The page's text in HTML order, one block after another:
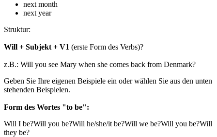
next month
next year
Struktur:
Will + Subjekt + V1 (erste Form des Verbs)?
z.B.: Will you see Mary when she comes back from Denmark?
Geben Sie Ihre eigenen Beispiele ein oder wählen Sie aus den unten
stehenden Beispielen.
Form des Wortes "to be":
Will I be?Will you be?Will he/she/it be?Will we be?Will you be?Will
they be?